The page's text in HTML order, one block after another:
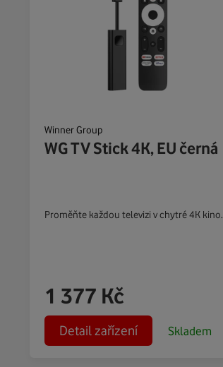
Winner Group
WG TV Stick 4K, EU černá
Proměňte každou televizi v chytré 4K kino.
1 377 Kč
Detail zařízení Skladem